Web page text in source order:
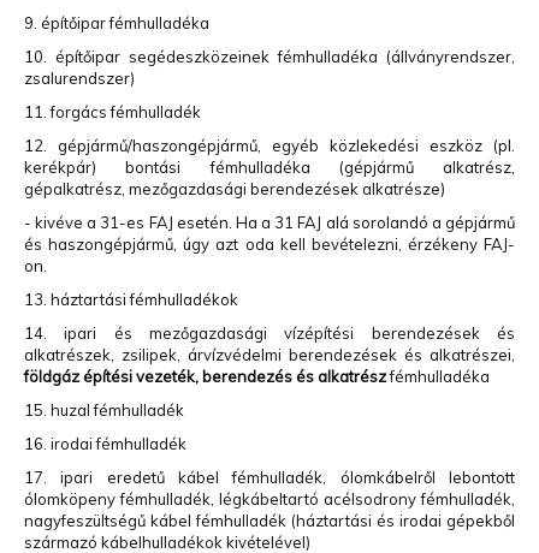
9. építőipar fémhulladéka
10. építőipar segédeszközeinek fémhulladéka (állványrendszer,
zsalurendszer)
11. forgács fémhulladék
12. gépjármű/haszongépjármű, egyéb közlekedési eszköz (pl.
kerékpár) bontási fémhulladéka (gépjármű alkatrész,
gépalkatrész, mezőgazdasági berendezések alkatrésze)
- kivéve a 31-es FAJ esetén. Ha a 31 FAJ alá sorolandó a gépjármű
és haszongépjármű, úgy azt oda kell bevételezni, érzékeny FAJ-
on.
13. háztartási fémhulladékok
14. ipari és mezőgazdasági vízépítési berendezések és
alkatrészek, zsilipek, árvízvédelmi berendezések és alkatrészei,
földgáz építési vezeték, berendezés és alkatrészfémhulladéka
15. huzal fémhulladék
16. irodai fémhulladék
17. ipari eredetű kábel fémhulladék, ólomkábelről lebontott
ólomköpeny fémhulladék, légkábeltartó acélsodrony fémhulladék,
nagyfeszültségű kábel fémhulladék (háztartási és irodai gépekből
származó kábelhulladékok kivételével)